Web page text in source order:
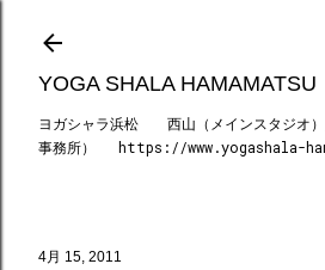
スキップしてメイン コ
YOGA SHALA HAMAMATSU
ヨガシャラ浜松 西山（メインスタジオ）
事務所） https://www.yogashala-
4月 15, 2011